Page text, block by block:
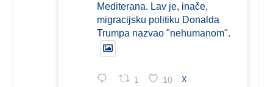
Mediterana. Lav je, inače,
migracijsku politiku Donalda
Trumpa nazvao "nehumanom".
1 10 X